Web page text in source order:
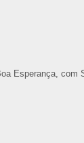
Esperança, com